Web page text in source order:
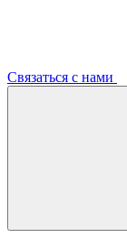
Связаться с нами